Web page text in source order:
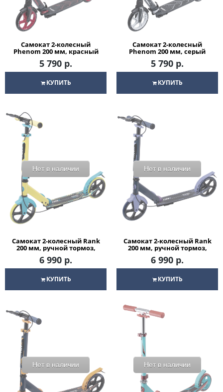
Самокат 2-колесный
Phenom 200 мм, красный
5 790 р.
КУПИТЬ
Самокат 2-колесный
Phenom 200 мм, серый
5 790 р.
КУПИТЬ
Нет в наличии
Самокат 2-колесный Rank
200 мм, ручной тормоз,
желтый/голубой
6 990 р.
КУПИТЬ
Нет в наличии
Самокат 2-колесный Rank
200 мм, ручной тормоз,
синий/фиолетовый
6 990 р.
КУПИТЬ
Нет в наличии Нет в наличии